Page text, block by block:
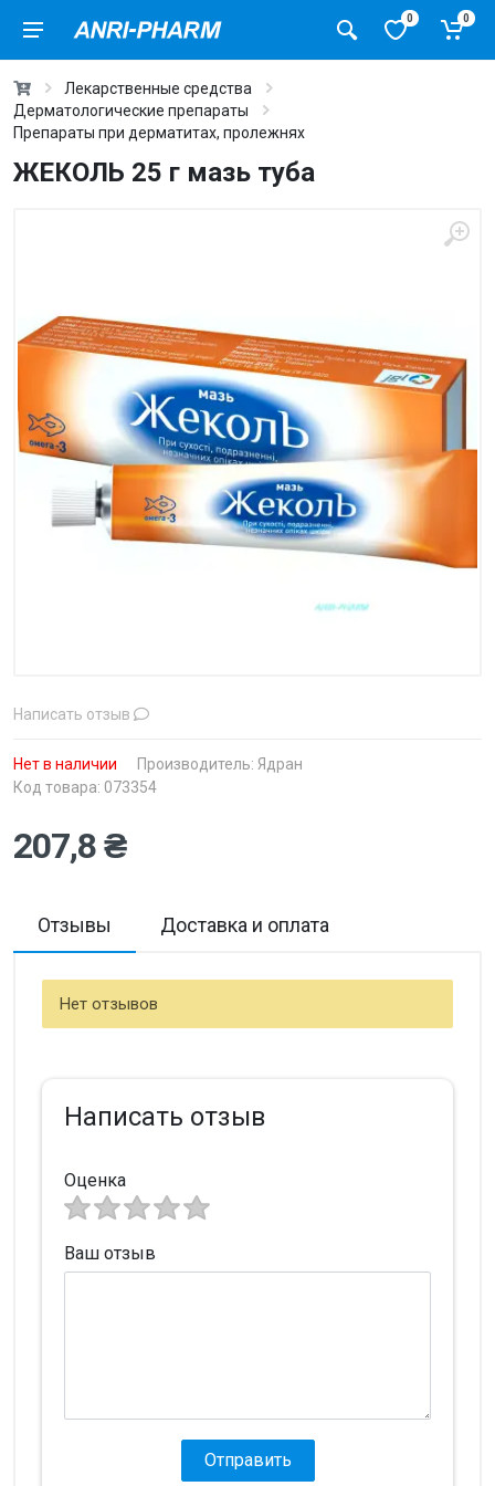
0 0
Лекарственные средства
Дерматологические препараты
Препараты при дерматитах, пролежнях
ЖЕКОЛЬ 25 г мазь туба
Написать отзыв
Нет в наличии Производитель: Ядран
Код товара: 073354
207,8 ₴
Отзывы Доставка и оплата
Нет отзывов
Написать отзыв
Оценка
Ваш отзыв
Отправить